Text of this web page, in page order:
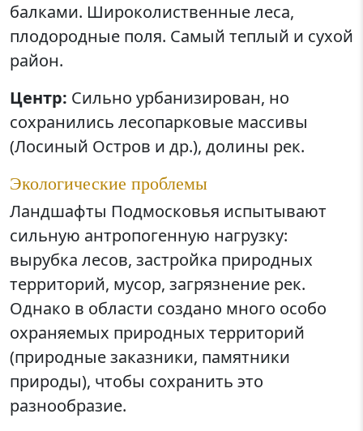
балками. Широколиственные леса,
плодородные поля. Самый теплый и сухой
район.
Центр: Сильно урбанизирован, но
сохранились лесопарковые массивы
(Лосиный Остров и др.), долины рек.
Экологические проблемы
Ландшафты Подмосковья испытывают
сильную антропогенную нагрузку:
вырубка лесов, застройка природных
территорий, мусор, загрязнение рек.
Однако в области создано много особо
охраняемых природных территорий
(природные заказники, памятники
природы), чтобы сохранить это
разнообразие.